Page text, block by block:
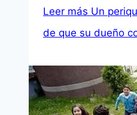
Leer más Un
de que su dueño